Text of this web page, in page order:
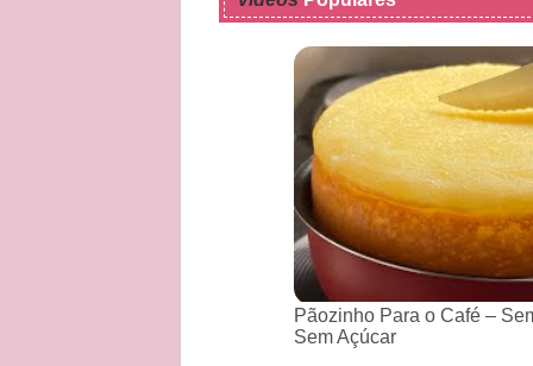
Pãozinho Para o Café –
Sem Açúcar